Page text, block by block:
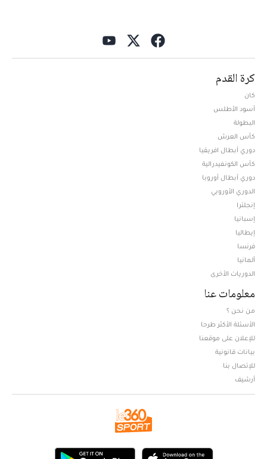
كرة القدم
كان
أسود الأطلس
البطولة
كأس العرش
دوري أبطال افريقيا
كأس الكونفيدرالية
دوري أبطال أوروبا
الدوري الأوروبي
إنجلترا
إسبانيا
إيطاليا
فرنسا
ألمانيا
الدوريات الأخرى
معلومات عنا
من نحن ؟
الأسئلة الأكثر طرحا
للإعلان على موقعنا
بيانات قانونية
للإتصال بنا
أرشيف